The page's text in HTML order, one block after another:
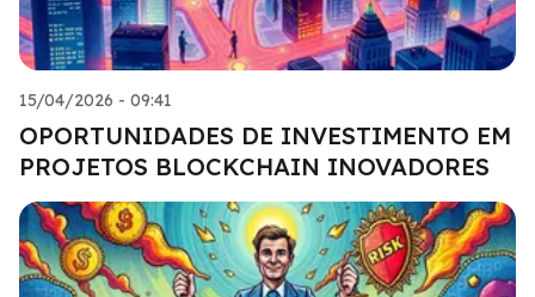
15/04/2026 - 09:41
OPORTUNIDADES DE INVESTIMENTO EM
PROJETOS BLOCKCHAIN INOVADORES